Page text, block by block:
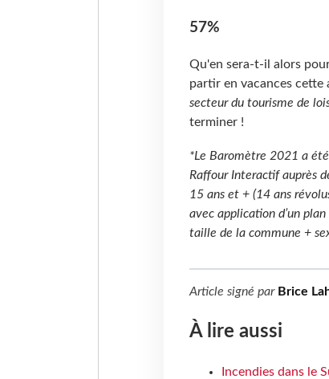
57%
Qu'en sera-t-il alors
partir en vacances cette
secteur du tourisme de
terminer !
*Le Baromètre 2021 a
Raffour Interactif auprès
15 ans et + (14 ans
avec application d’un
taille de la commune +
Article signé par Brice
À lire aussi
Incendies dans le